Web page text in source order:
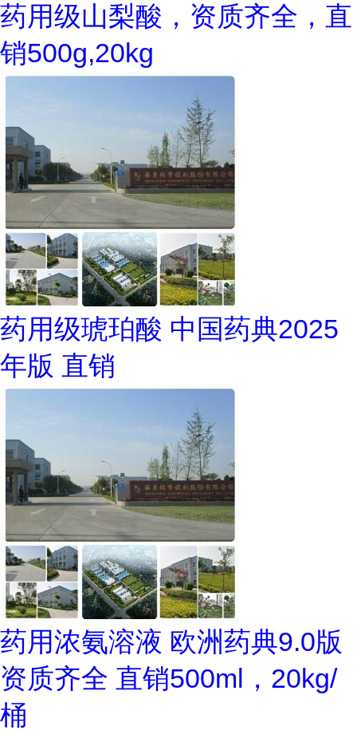
药用级山梨酸，资质齐全，直
销500g,20kg
药用级琥珀酸 中国药典2025
年版 直销
药用浓氨溶液 欧洲药典9.0版
资质齐全 直销500ml，20kg/
桶